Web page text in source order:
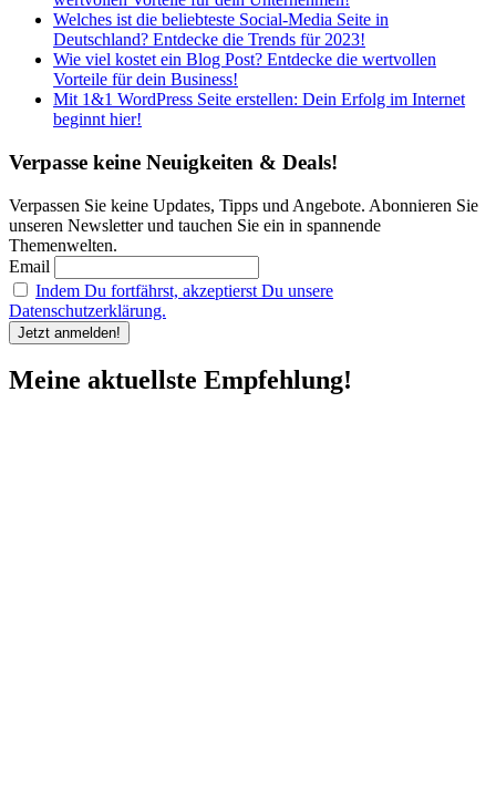
Welches ist die beliebteste Social-Media Seite in
Deutschland? Entdecke die Trends für 2023!
Wie viel kostet ein Blog Post? Entdecke die wertvollen
Vorteile für dein Business!
Mit 1&1 WordPress Seite erstellen: Dein Erfolg im Internet
beginnt hier!
Verpasse keine Neuigkeiten & Deals!
Verpassen Sie keine Updates, Tipps und Angebote. Abonnieren Sie
unseren Newsletter und tauchen Sie ein in spannende
Themenwelten.
Email
Indem Du fortfährst, akzeptierst Du unsere
Datenschutzerklärung.
Meine aktuellste Empfehlung!